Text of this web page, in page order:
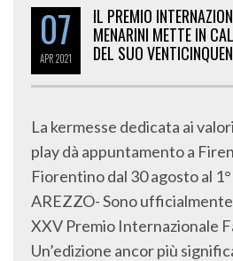
07
APR2021
IL PREMIO
MENARINI METTE IN
DEL SUO
La kermesse dedicata ai
play dà appuntamento a
Fiorentino dal 30 agosto al
AREZZO- Sono
XXV Premio Internazionale
Un’edizione ancor più